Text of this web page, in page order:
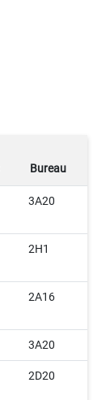
Bureau
3A20
2H1
2A16
3A20
2D20